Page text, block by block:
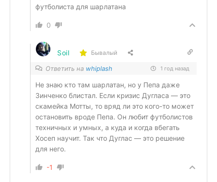
футболиста для шарлатана
0
Soil Бывалый
Ответить на whiplash 1 год назад
Не знаю кто там шарлатан, но у Пепа даже
Зинченко блистал. Если кризис Дугласа — это
скамейка Мотты, то вряд ли это кого-то может
остановить вроде Пепа. Он любит футболистов
техничных и умных, а куда и когда вбегать
Хосеп научит. Так что Дуглас — это решение
для него.
-1